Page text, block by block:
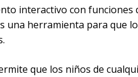
interactivo con funciones
una herramienta para que
que los niños de